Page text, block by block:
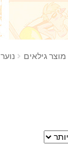
מוצר גילאים נוער